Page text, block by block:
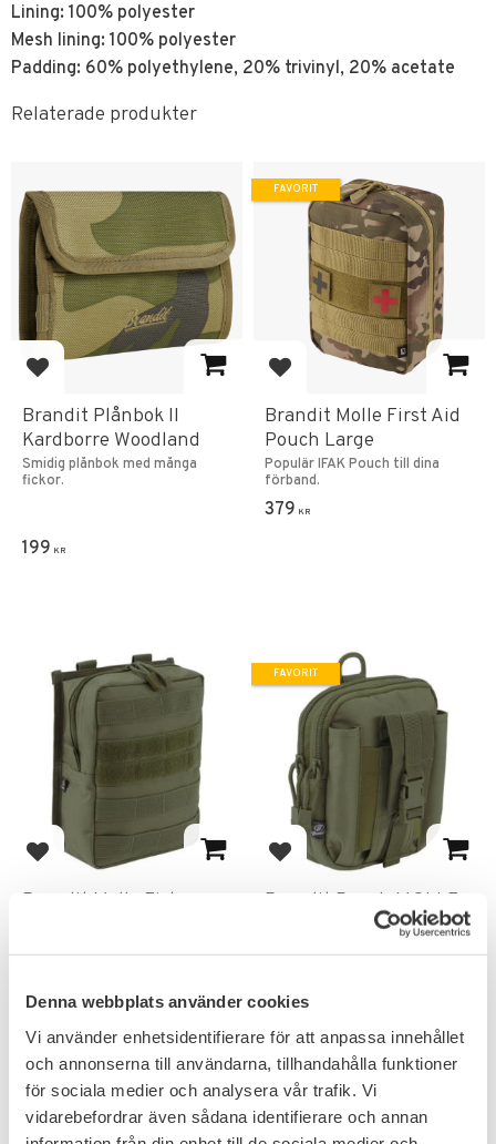
Denna webbplats använder cookies
Vi använder enhetsidentifierare för att anpassa innehållet
och annonserna till användarna, tillhandahålla funktioner
för sociala medier och analysera vår trafik. Vi
vidarebefordrar även sådana identifierare och annan
Lining: 100% polyester
Mesh lining: 100% polyester
Padding: 60% polyethylene, 20% trivinyl, 20% acetate
Relaterade produkter
Lägg till i favoriter
Brandit Plånbok II
Kardborre Woodland
Smidig plånbok med många
fickor.
199 KR
Lägg till i favoriter
Brandit Molle First Aid
Pouch Large
Populär IFAK Pouch till dina
förband.
379 KR
FAVORIT
Lägg till i favoriter
Brandit Molle Ficka
249
Lägg till i favoriter
Brandit Pouch MOLLE
Ficka Functional
199
FAVORIT